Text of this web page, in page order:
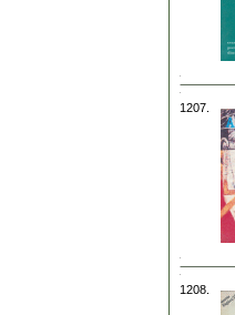
1207.
1208.